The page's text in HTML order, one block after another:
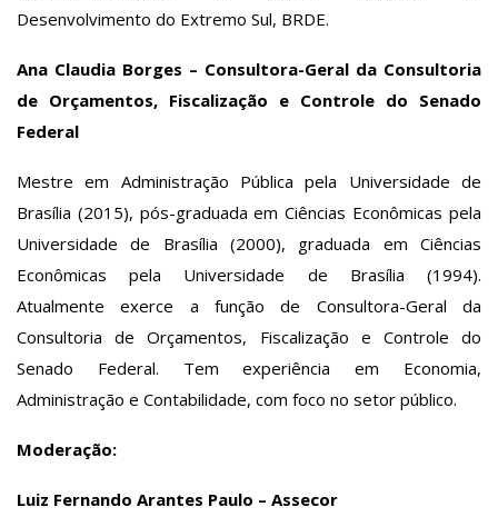
Desenvolvimento do Extremo Sul, BRDE.
Ana Claudia Borges – Consultora-Geral da Consultoria
de Orçamentos, Fiscalização e Controle do Senado
Federal
Mestre em Administração Pública pela Universidade de
Brasília (2015), pós-graduada em Ciências Econômicas pela
Universidade de Brasília (2000), graduada em Ciências
Econômicas pela Universidade de Brasília (1994).
Atualmente exerce a função de Consultora-Geral da
Consultoria de Orçamentos, Fiscalização e Controle do
Senado Federal. Tem experiência em Economia,
Administração e Contabilidade, com foco no setor público.
Moderação:
Luiz Fernando Arantes Paulo – Assecor